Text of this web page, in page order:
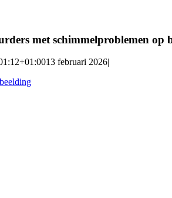
met schimmelproblemen op
13 februari 2026|